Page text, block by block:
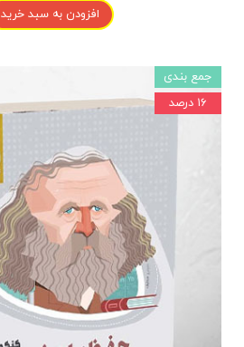
افزودن به سبد خرید
جمع بندی
۱۶ درصد